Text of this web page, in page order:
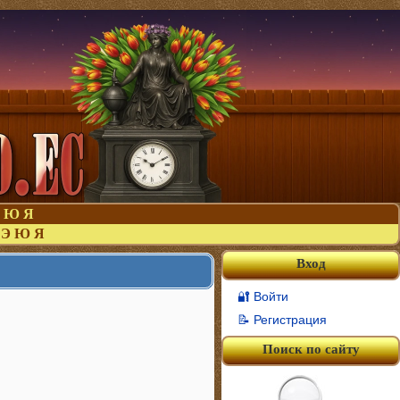
Ю Я
Э Ю Я
Вход
🔐 Войти
📝 Регистрация
Поиск по сайту